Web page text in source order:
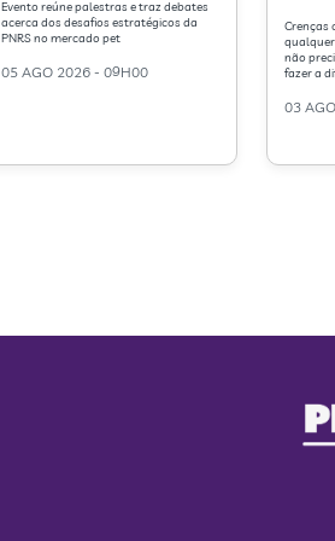
Evento reúne palestras e traz debates
acerca dos desafios estratégicos da
PNRS no mercado pet
05 AGO 2026 - 09H00
Crenças
qualquer
não
fazer a
03